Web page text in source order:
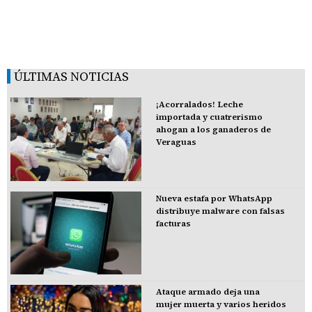
ÚLTIMAS NOTICIAS
¡Acorralados! Leche
importada y cuatrerismo
ahogan a los ganaderos de
Veraguas
Nueva estafa por WhatsApp
distribuye malware con falsas
facturas
Ataque armado deja una
mujer muerta y varios heridos